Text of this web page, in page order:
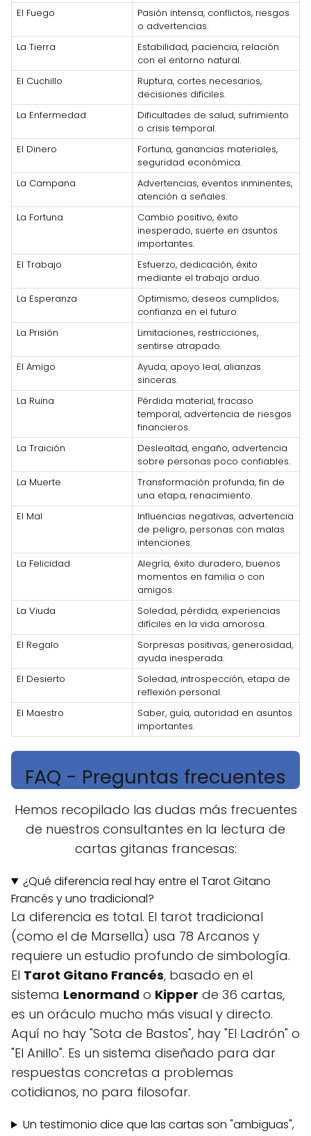
El Fuego
Pasión intensa, conflictos, riesgos
o advertencias.
La Tierra
Estabilidad, paciencia, relación
con el entorno natural.
El Cuchillo
Ruptura, cortes necesarios,
decisiones difíciles.
La Enfermedad
Dificultades de salud, sufrimiento
o crisis temporal.
El Dinero
Fortuna, ganancias materiales,
seguridad económica.
La Campana
Advertencias, eventos inminentes,
atención a señales.
La Fortuna
Cambio positivo, éxito
inesperado, suerte en asuntos
importantes.
El Trabajo
Esfuerzo, dedicación, éxito
mediante el trabajo arduo.
La Esperanza
Optimismo, deseos cumplidos,
confianza en el futuro.
La Prisión
Limitaciones, restricciones,
sentirse atrapado.
El Amigo
Ayuda, apoyo leal, alianzas
sinceras.
La Ruina
Pérdida material, fracaso
temporal, advertencia de riesgos
financieros.
La Traición
Deslealtad, engaño, advertencia
sobre personas poco confiables.
La Muerte
Transformación profunda, fin de
una etapa, renacimiento.
El Mal
Influencias negativas, advertencia
de peligro, personas con malas
intenciones.
La Felicidad
Alegría, éxito duradero, buenos
momentos en familia o con
amigos.
La Viuda
Soledad, pérdida, experiencias
difíciles en la vida amorosa.
El Regalo
Sorpresas positivas, generosidad,
ayuda inesperada.
El Desierto
Soledad, introspección, etapa de
reflexión personal.
El Maestro
Saber, guía, autoridad en asuntos
importantes.
FAQ - Preguntas frecuentes
Hemos recopilado las dudas más frecuentes
de nuestros consultantes en la lectura de
cartas gitanas francesas:
¿Qué diferencia real hay entre el Tarot Gitano
Francés y uno tradicional?
La diferencia es total. El tarot tradicional
(como el de Marsella) usa 78 Arcanos y
requiere un estudio profundo de simbología.
El Tarot Gitano Francés, basado en el
sistema Lenormand o Kipper de 36 cartas,
es un oráculo mucho más visual y directo.
Aquí no hay "Sota de Bastos", hay "El Ladrón" o
"El Anillo". Es un sistema diseñado para dar
respuestas concretas a problemas
cotidianos, no para filosofar.
Un testimonio dice que las cartas son "ambiguas",